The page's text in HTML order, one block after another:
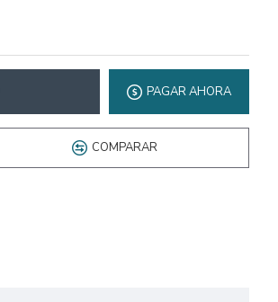
PAGAR AHORA
COMPARAR